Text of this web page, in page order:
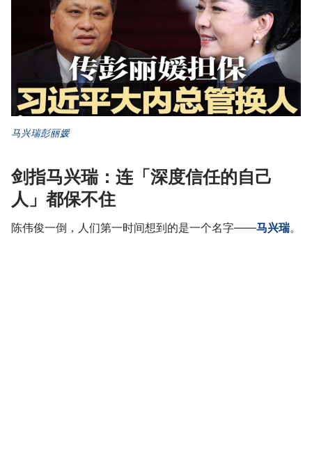
马兴瑞彭丽媛
剑指马兴瑞：连「深度信任的自己
人」都保不住
陈伟俊一倒，人们第一时间想到的是一个名字——马兴瑞。